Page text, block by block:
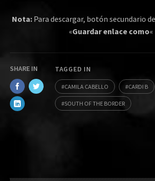
Nota:Para descargar, botón secundario
«Guardar enlace como«
SHARE IN TAGGED IN
CAMILA CABELLO CARDI B
SOUTH OF THE BORDER